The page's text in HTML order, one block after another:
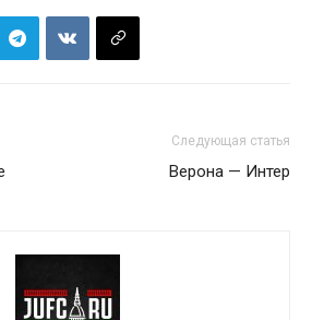
Следующая статья
Верона — Интер